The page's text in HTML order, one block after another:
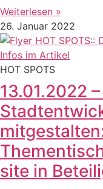
Weiterlesen »
26. Januar 2022
HOT SPOTS
13.01.2022
site in